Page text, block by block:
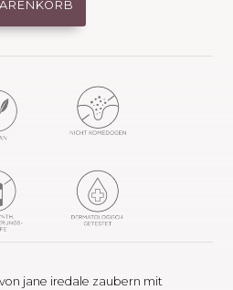
jane iredale zaubern mit